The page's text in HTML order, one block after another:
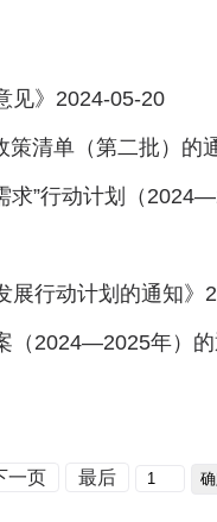
见》2024-05-20
策清单（第二批）的
求”行动计划（
展行动计划的通知》
（2024—2025年）
一页 最后